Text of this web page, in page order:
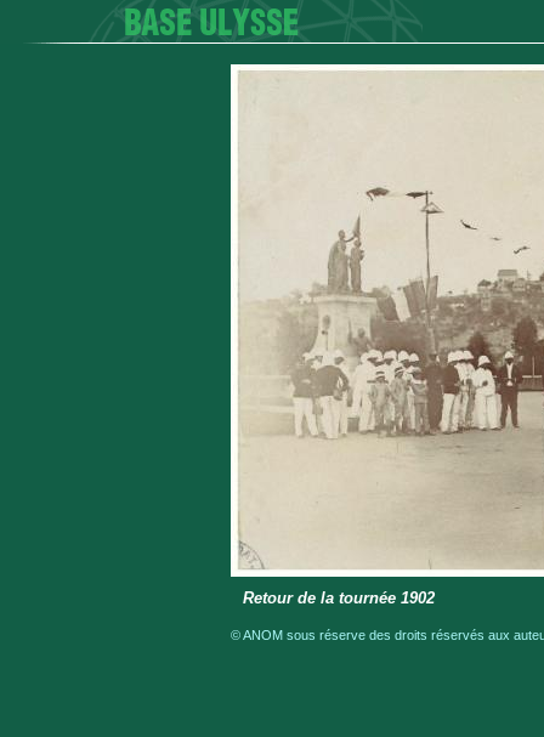
Retour de la tournée 1902
© ANOM sous réserve des droits réservés aux